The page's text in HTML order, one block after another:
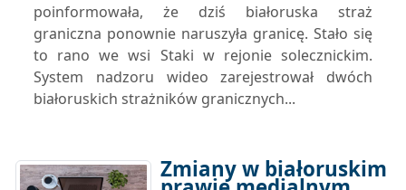
poinformowała, że ​​dziś białoruska straż
graniczna ponownie naruszyła granicę. Stało się
to rano we wsi Staki w rejonie solecznickim.
System nadzoru wideo zarejestrował dwóch
białoruskich strażników granicznych...
Zmiany w białoruskim